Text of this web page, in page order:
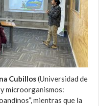
Cubillos(Universidad de
microorganismos:
mientras que la